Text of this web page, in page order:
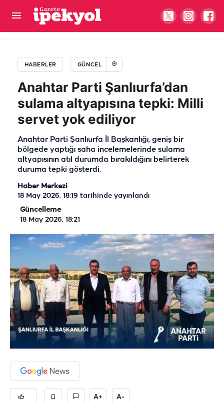
HABERLER GÜNCEL
Anahtar Parti Şanlıurfa’dan
sulama altyapısına tepki: Milli
servet yok ediliyor
Anahtar Parti Şanlıurfa İl Başkanlığı, geniş bir
bölgede yaptığı saha incelemelerinde sulama
altyapısının atıl durumda bırakıldığını belirterek
duruma tepki gösterdi.
Haber Merkezi
18 May 2026, 18:19 tarihinde yayınlandı
Güncelleme
18 May 2026, 18:21
A+ A-
Şanlıurfa’da çiftçilerin feryadı! “Destekler su